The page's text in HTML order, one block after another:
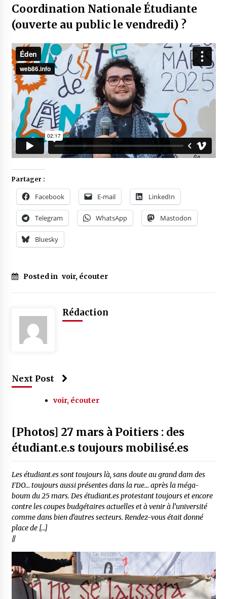
Coordination Nationale Étudiante
(ouverte au public le vendredi) ?
Partager :
Facebook E-mail LinkedIn
Telegram WhatsApp Mastodon
Bluesky
Posted in voir, écouter
Rédaction
Next Post
voir, écouter
[Photos] 27 mars à Poitiers : des
étudiant.e.s toujours mobilisé.es
Les étudiant.es sont toujours là, sans doute au grand dam des
FDO… toujours aussi présentes dans la rue… après la méga-
boum du 25 mars. Des étudiant.es protestant toujours et encore
contre les coupes budgétaires actuelles et à venir à l’université
comme dans bien d’autres secteurs. Rendez-vous était donné
place de […]
//